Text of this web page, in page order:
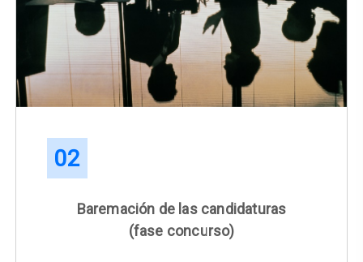
02
Baremación de las candidaturas
(fase concurso)